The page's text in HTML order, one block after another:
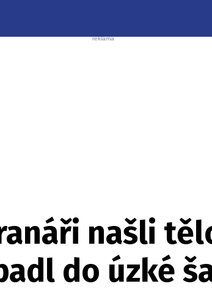
našli
do úzké